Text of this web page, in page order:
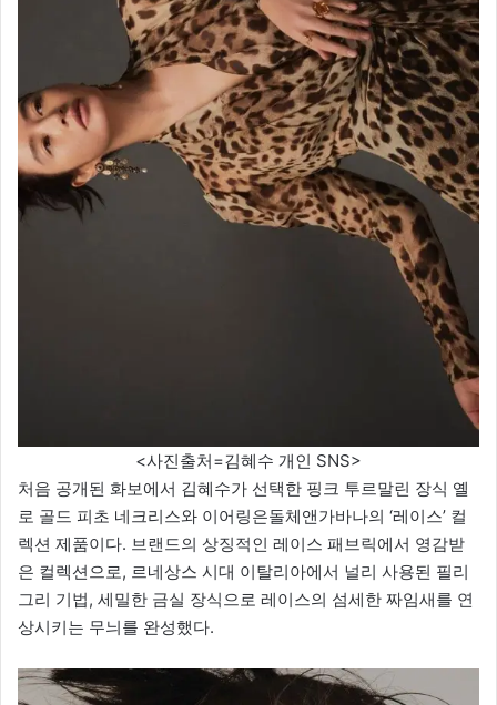
<사진출처=김혜수 개인 SNS>
처음 공개된 화보에서 김혜수가 선택한 핑크 투르말린 장식 옐
로 골드 피초 네크리스와 이어링은돌체앤가바나의 ‘레이스’ 컬
렉션 제품이다. 브랜드의 상징적인 레이스 패브릭에서 영감받
은 컬렉션으로, 르네상스 시대 이탈리아에서 널리 사용된 필리
그리 기법, 세밀한 금실 장식으로 레이스의 섬세한 짜임새를 연
상시키는 무늬를 완성했다.